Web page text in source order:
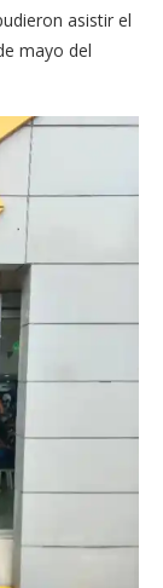
asistir el
mayo del